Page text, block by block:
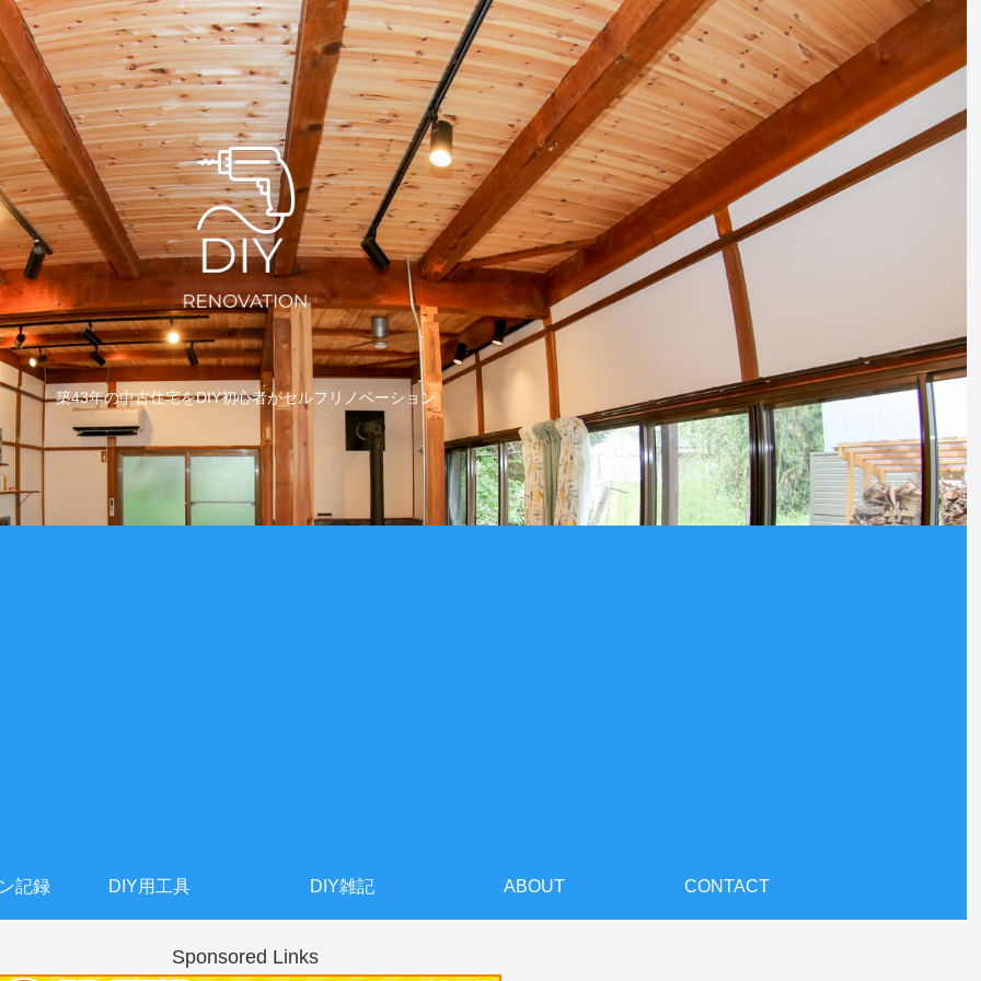
築43年の中古住宅をDIY初心者がセルフリノベーション
記録 DIY用工具 DIY雑記 ABOUT CONTACT
Sponsored Links